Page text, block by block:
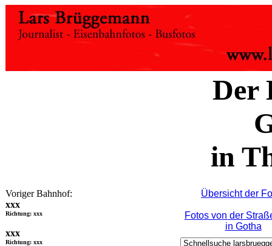
Der
in
Voriger Bahnhof:
xxx
Richtung: xxx
xxx
Richtung: xxx
Übersicht der
Fotos von der
in Gotha